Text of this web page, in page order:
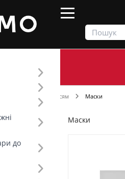
до
Догляд за волоссям Маски
Маски